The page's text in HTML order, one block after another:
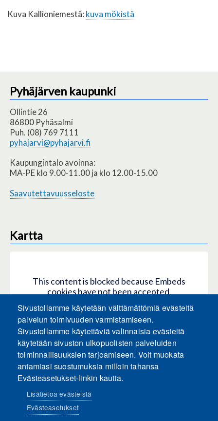
Kuva Kallioniemestä: kuva mökistä
Pyhäjärven kaupunki
Ollintie 26
86800 Pyhäsalmi
Puh. (08) 769 7111
pyhajarvi@pyhajarvi.fi
Kaupungintalo avoinna:
MA-PE klo 9.00-11.00 ja klo 12.00-15.00
Saavutettavuusseloste
Kartta
This content is blocked because Embeds
cookies have not been accepted.
HYVÄKSY KAIKKI EVÄSTEET
Only accept Embeds cookies
Sosiaalinen media
Sivustollamme käytetään välttämättömiä evästeitä
palvelun toimivuuden varmistamiseen.
Sivustollamme käytettäviä valinnaisia evästeitä
käytetään sivuston ulkopuolisten palveluiden
toiminnallisuuksien tarjoamiseen. Voit muokata
antamiasi suostumuksia milloin tahansa
Evästeasetukset-linkin kautta.
Lisätietoa evästeistä
Evästeasetukset